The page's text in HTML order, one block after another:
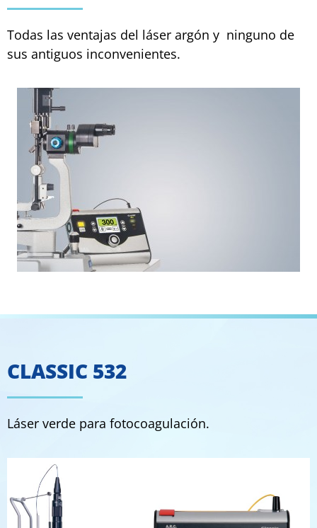
Todas las ventajas del láser argón y ninguno de
sus antiguos inconvenientes.
CLASSIC 532
Láser verde para fotocoagulación.